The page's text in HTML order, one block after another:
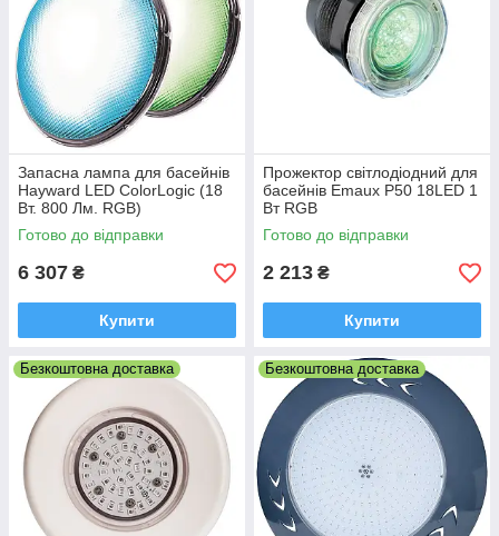
Запасна лампа для басейнів
Hayward LED ColorLogic (18
Вт. 800 Лм. RGB)
Готово до відправки
6 307 ₴
Купити
Прожектор світлодіодний для
басейнів Emaux P50 18LED 1
Вт RGB
Готово до відправки
2 213 ₴
Купити
Безкоштовна доставка Безкоштовна доставка